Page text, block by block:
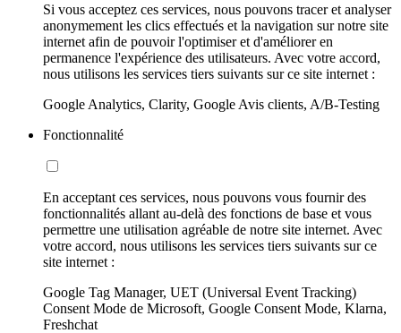
Si vous acceptez ces services, nous pouvons tracer et analyser
anonymement les clics effectués et la navigation sur notre site
internet afin de pouvoir l'optimiser et d'améliorer en
permanence l'expérience des utilisateurs. Avec votre accord,
nous utilisons les services tiers suivants sur ce site internet :
Google Analytics, Clarity, Google Avis clients, A/B-Testing
Fonctionnalité
En acceptant ces services, nous pouvons vous fournir des
fonctionnalités allant au-delà des fonctions de base et vous
permettre une utilisation agréable de notre site internet. Avec
votre accord, nous utilisons les services tiers suivants sur ce
site internet :
Google Tag Manager, UET (Universal Event Tracking)
Consent Mode de Microsoft, Google Consent Mode, Klarna,
Freshchat